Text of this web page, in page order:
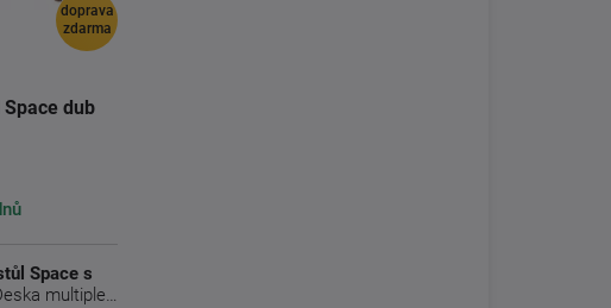
doprava
zdarma
dub
Space s
multiplex